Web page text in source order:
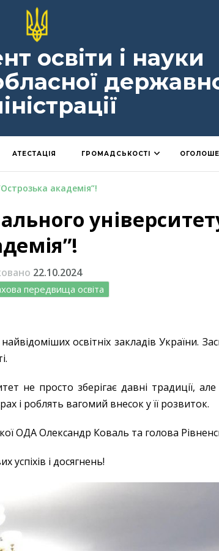
освіти і науки
АТЕСТАЦІЯ ГРОМАДСЬКОСТІ
академія”!
22.10.2024
передвища освіта
освітніх закладів України.
не просто зберігає давні традиції,
і роблять вагомий внесок у її розвиток.
ОДА Олександр Коваль та голова
і досягнень!